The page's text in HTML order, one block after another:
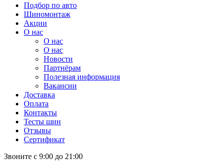
Подбор по авто
Шиномонтаж
Акции
О нас
О нас
О нас
Новости
Партнёрам
Полезная информация
Вакансии
Доставка
Оплата
Контакты
Тесты шин
Отзывы
Сертификат
Звоните с 9:00 до 21:00